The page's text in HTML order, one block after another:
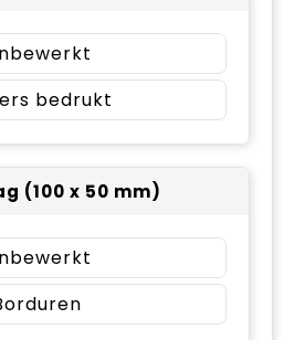
bedrukt
(100 x 50 mm)